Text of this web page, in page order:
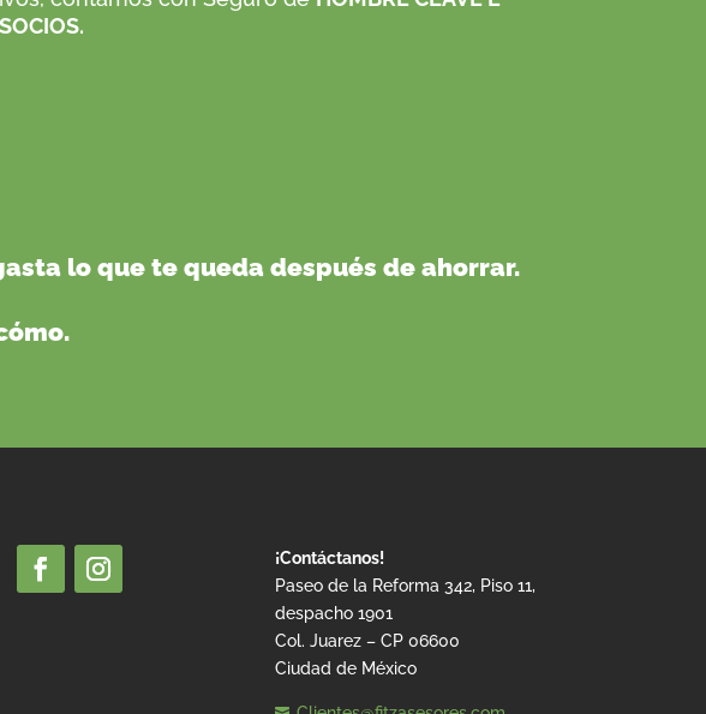
lo que te queda después de ahorrar.
¡Contáctanos!
Paseo de la Reforma 342, Piso 11,
despacho 1901
Col. Juarez – CP 06600
Ciudad de México